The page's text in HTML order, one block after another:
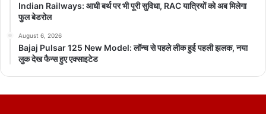
Indian Railways: आधी बर्थ पर भी पूरी सुविधा, RAC यात्रियों को अब मिलेगा
फुल बेडरोल
August 6, 2026
Bajaj Pulsar 125 New Model: लॉन्च से पहले लीक हुई पहली झलक, नया
लुक देख फैन्स हुए एक्साइटेड